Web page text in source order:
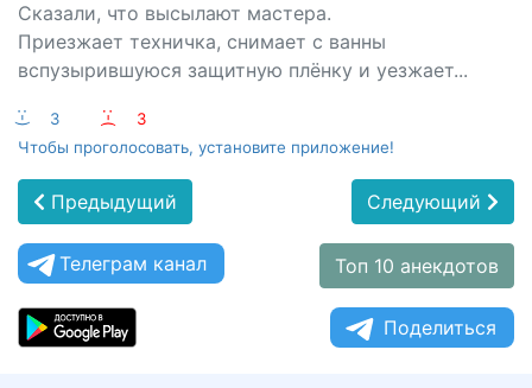
Сказали, что высылают мастера.
Приезжает техничка, снимает с ванны
вспузырившуюся защитную плёнку и уезжает...
:-) 3 :-(
3
Чтобы проголосовать, установите приложение!
Предыдущий Следующий
Телеграм канал Топ 10 анекдотов
Поделиться